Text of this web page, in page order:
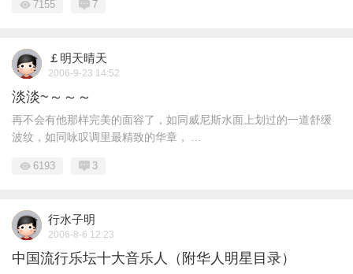
7155 7
￡明天晴天
2006-9-23 14:52
淡淡~～～～
再不会有他那样完美的面容了，如同威尼斯水面上划过的一道舒缓
波纹，如同咏叹调里最精致的华章， ...
6193 3
行水子明
2006-8-6 12:23
中国流行乐坛十大音乐人（附华人明星目录）